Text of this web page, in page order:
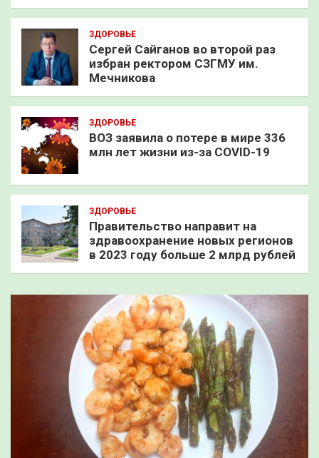
ЗДОРОВЬЕ
Сергей Сайганов во второй раз
избран ректором СЗГМУ им.
Мечникова
ЗДОРОВЬЕ
ВОЗ заявила о потере в мире 336
млн лет жизни из-за COVID-19
ЗДОРОВЬЕ
Правительство направит на
здравоохранение новых регионов
в 2023 году больше 2 млрд рублей